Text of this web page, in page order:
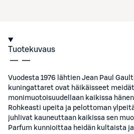
Tuotekuvaus
Vuodesta 1976 lähtien Jean Paul
kuningattaret ovat häikäisseet
monimuotoisuudellaan kaikissa
Rohkeasti upeita ja pelottoman
juhlivat kauneuttaan kaikissa sen
Parfum kunnioittaa heidän kultaista